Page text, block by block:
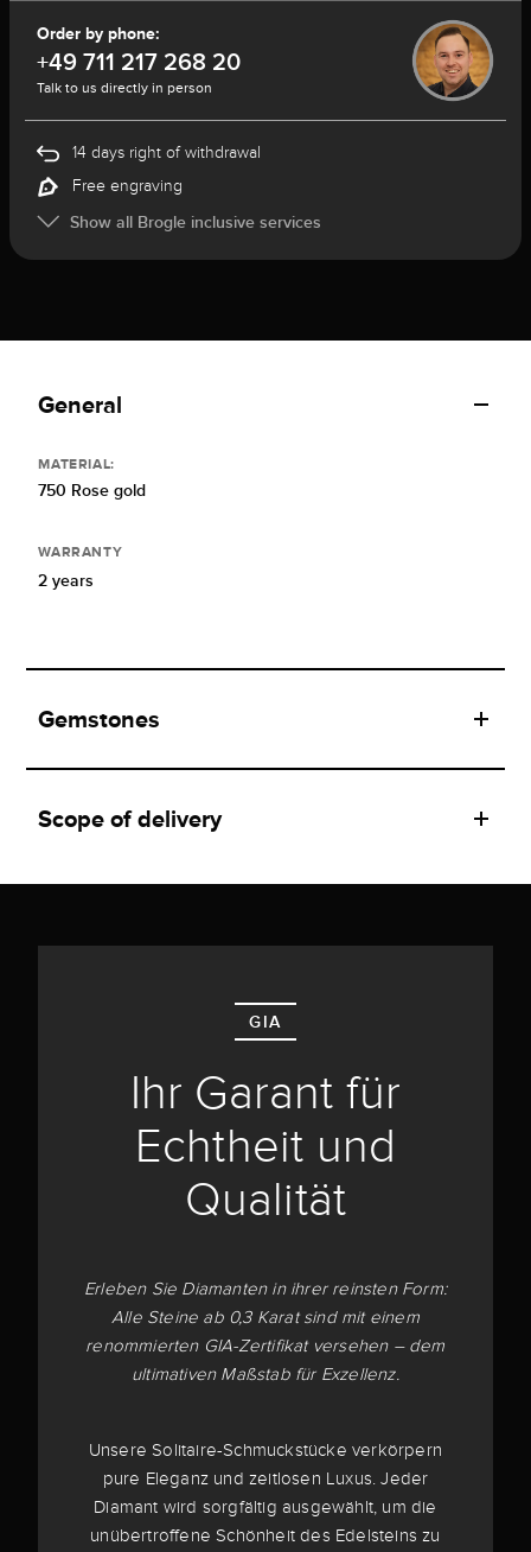
Order by phone:
+49 711 217 268 20
Talk to us directly in person
14 days right of withdrawal
Free engraving
Show all Brogle inclusive services
General
MATERIAL:
750 Rose gold
WARRANTY
2 years
Gemstones
Scope of delivery
GIA
Ihr Garant für
Echtheit und
Qualität
Erleben Sie Diamanten in ihrer reinsten Form:
Alle Steine ab 0,3 Karat sind mit einem
renommierten GIA-Zertifikat versehen – dem
ultimativen Maßstab für Exzellenz.
Unsere Solitaire-Schmuckstücke verkörpern
pure Eleganz und zeitlosen Luxus. Jeder
Diamant wird sorgfältig ausgewählt, um die
unübertroffene Schönheit des Edelsteins zu